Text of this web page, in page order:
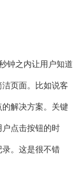
钟之内让用户知道
页面。比如说客
解决方案。关键
点击按钮的时
。这是很不错